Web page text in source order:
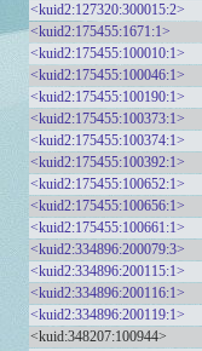
<kuid2:127320:300015:2>
<kuid2:175455:1671:1>
<kuid2:175455:100010:1>
<kuid2:175455:100046:1>
<kuid2:175455:100190:1>
<kuid2:175455:100373:1>
<kuid2:175455:100374:1>
<kuid2:175455:100392:1>
<kuid2:175455:100652:1>
<kuid2:175455:100656:1>
<kuid2:175455:100661:1>
<kuid2:334896:200079:3>
<kuid2:334896:200115:1>
<kuid2:334896:200116:1>
<kuid2:334896:200119:1>
<kuid:348207:100944>